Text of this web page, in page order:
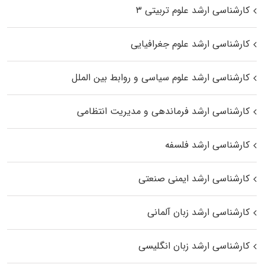
کارشناسی ارشد علوم تربیتی ۳
کارشناسی ارشد علوم جغرافیایی
کارشناسی ارشد علوم سیاسی و روابط بین الملل
کارشناسی ارشد فرماندهی و مدیریت انتظامی
کارشناسی ارشد فلسفه
کارشناسی ارشد ایمنی صنعتی
کارشناسی ارشد زبان آلمانی
کارشناسی ارشد زبان انگلیسی